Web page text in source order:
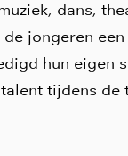
dans,
jongeren
hun eigen
tijdens de